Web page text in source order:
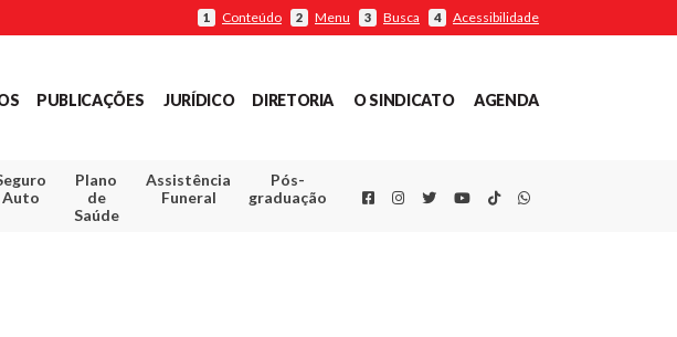
1 Conteúdo 2 Menu 3 Busca 4 Acessibilidade
PUBLICAÇÕES JURÍDICO DIRETORIA O SINDICATO AGENDA
Auto
Plano
de
Saúde
Assistência
Funeral
Pós-
graduação
FacebookInstagram
TwitterYoutube
TikTokWhatsapp